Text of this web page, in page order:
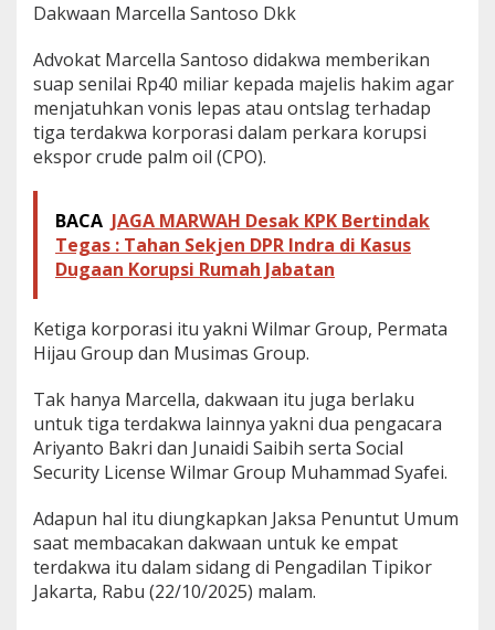
Dakwaan Marcella Santoso Dkk
Advokat Marcella Santoso didakwa memberikan
suap senilai Rp40 miliar kepada majelis hakim agar
menjatuhkan vonis lepas atau ontslag terhadap
tiga terdakwa korporasi dalam perkara korupsi
ekspor crude palm oil (CPO).
BACA JAGA MARWAH Desak KPK Bertindak
Tegas : Tahan Sekjen DPR Indra di Kasus
Dugaan Korupsi Rumah Jabatan
Ketiga korporasi itu yakni Wilmar Group, Permata
Hijau Group dan Musimas Group.
Tak hanya Marcella, dakwaan itu juga berlaku
untuk tiga terdakwa lainnya yakni dua pengacara
Ariyanto Bakri dan Junaidi Saibih serta Social
Security License Wilmar Group Muhammad Syafei.
Adapun hal itu diungkapkan Jaksa Penuntut Umum
saat membacakan dakwaan untuk ke empat
terdakwa itu dalam sidang di Pengadilan Tipikor
Jakarta, Rabu (22/10/2025) malam.